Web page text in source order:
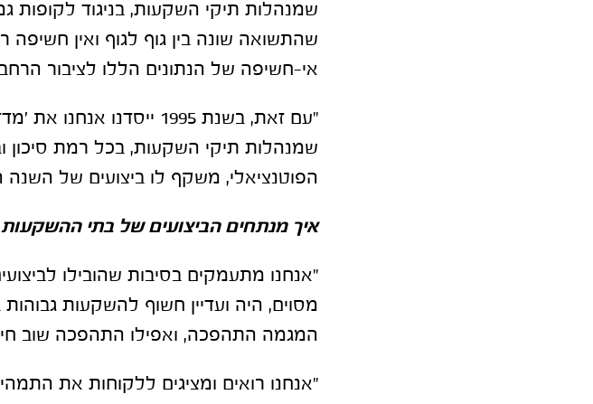
שמנהלות תיקי השקעות, בניגוד
שהתשואה שונה בין גוף לגוף ואין חשיפה
אי-חשיפה של הנתונים הללו לציבור
"עם זאת, בשנת 1995
שמנהלות תיקי השקעות, בכל רמת סיכון
הפוטנציאלי, משקף לו ביצועים של השנה האחרונה או 3-
איך מנתחים הביצועים של בתי ההשקעות
"אנחנו מתעמקים בסיבות שהובילו
מסוים, היה ועדיין חשוף להשקעות
המגמה התהפכה, ואפילו התהפכה שוב
"אנחנו רואים ומציגים ללקוחות את